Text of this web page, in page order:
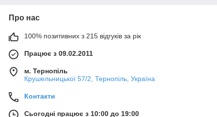
Про нас
100% позитивних з 215 відгуків за рік
Працює з 09.02.2011
м. Тернопіль
Крушельницької 57/2, Тернопіль, Україна
Контакти
Сьогодні працює з 10:00 до 19:00